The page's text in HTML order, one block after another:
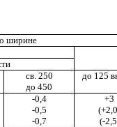
ширине
св. 250
до 450
до 125
-0,4 +3
-0,5 (+
-0,7 (-